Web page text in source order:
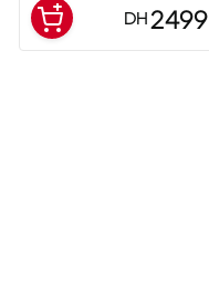
2499
DH